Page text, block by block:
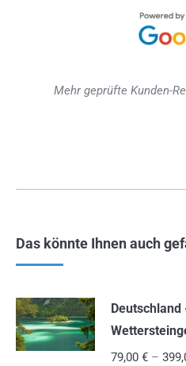
Mehr geprüfte Kunden-
Das könnte Ihnen auch
Deutschland
79,00 € –